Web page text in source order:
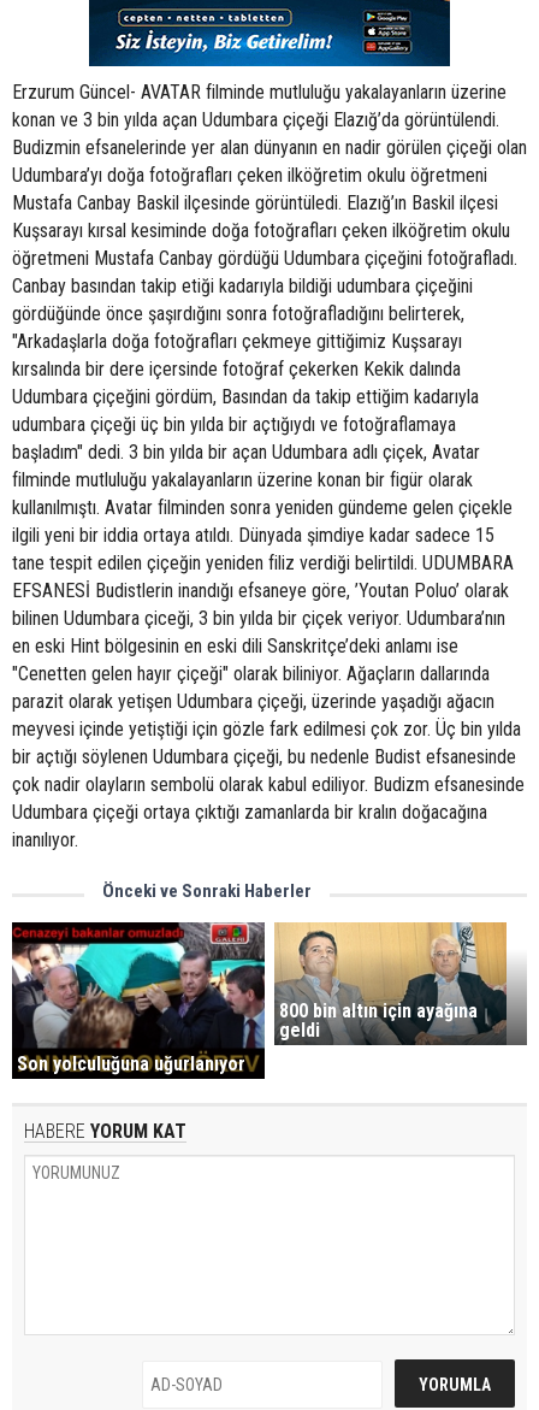
Erzurum Güncel- AVATAR filminde mutluluğu yakalayanların üzerine
konan ve 3 bin yılda açan Udumbara çiçeği Elazığ’da görüntülendi.
Budizmin efsanelerinde yer alan dünyanın en nadir görülen çiçeği olan
Udumbara’yı doğa fotoğrafları çeken ilköğretim okulu öğretmeni
Mustafa Canbay Baskil ilçesinde görüntüledi. Elazığ’ın Baskil ilçesi
Kuşsarayı kırsal kesiminde doğa fotoğrafları çeken ilköğretim okulu
öğretmeni Mustafa Canbay gördüğü Udumbara çiçeğini fotoğrafladı.
Canbay basından takip etiği kadarıyla bildiği udumbara çiçeğini
gördüğünde önce şaşırdığını sonra fotoğrafladığını belirterek,
"Arkadaşlarla doğa fotoğrafları çekmeye gittiğimiz Kuşsarayı
kırsalında bir dere içersinde fotoğraf çekerken Kekik dalında
Udumbara çiçeğini gördüm, Basından da takip ettiğim kadarıyla
udumbara çiçeği üç bin yılda bir açtığıydı ve fotoğraflamaya
başladım" dedi. 3 bin yılda bir açan Udumbara adlı çiçek, Avatar
filminde mutluluğu yakalayanların üzerine konan bir figür olarak
kullanılmıştı. Avatar filminden sonra yeniden gündeme gelen çiçekle
ilgili yeni bir iddia ortaya atıldı. Dünyada şimdiye kadar sadece 15
tane tespit edilen çiçeğin yeniden filiz verdiği belirtildi. UDUMBARA
EFSANESİ Budistlerin inandığı efsaneye göre, ’Youtan Poluo’ olarak
bilinen Udumbara çiceği, 3 bin yılda bir çiçek veriyor. Udumbara’nın
en eski Hint bölgesinin en eski dili Sanskritçe’deki anlamı ise
"Cenetten gelen hayır çiçeği" olarak biliniyor. Ağaçların dallarında
parazit olarak yetişen Udumbara çiçeği, üzerinde yaşadığı ağacın
meyvesi içinde yetiştiği için gözle fark edilmesi çok zor. Üç bin yılda
bir açtığı söylenen Udumbara çiçeği, bu nedenle Budist efsanesinde
çok nadir olayların sembolü olarak kabul ediliyor. Budizm efsanesinde
Udumbara çiçeği ortaya çıktığı zamanlarda bir kralın doğacağına
inanılıyor.
Önceki ve Sonraki Haberler
Son yolculuğuna uğurlanıyor
800 bin altın için ayağına
geldi
HABERE YORUM KAT